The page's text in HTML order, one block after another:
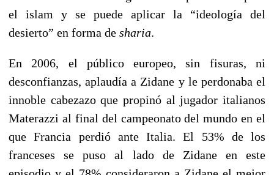
el islam y se puede aplicar la “ideología del
desierto” en forma de sharia.
En 2006, el público europeo, sin fisuras, ni
desconfianzas, aplaudía a Zidane y le perdonaba el
innoble cabezazo que propinó al jugador italianos
Materazzi al final del campeonato del mundo en el
que Francia perdió ante Italia. El 53% de los
franceses se puso al lado de Zidane en este